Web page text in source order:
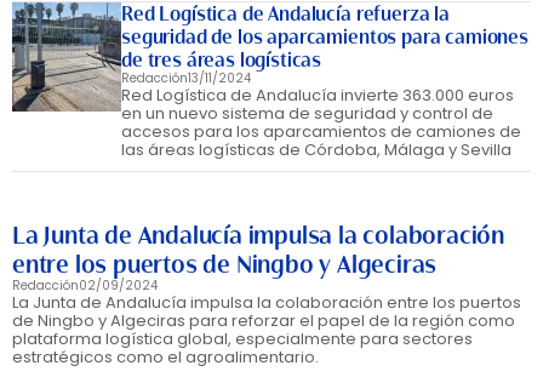
Red Logística de Andalucía refuerza la
seguridad de los aparcamientos para camiones
de tres áreas logísticas
Redacción13/11/2024
Red Logística de Andalucía invierte 363.000 euros
en un nuevo sistema de seguridad y control de
accesos para los aparcamientos de camiones de
las áreas logísticas de Córdoba, Málaga y Sevilla
La Junta de Andalucía impulsa la colaboración
entre los puertos de Ningbo y Algeciras
Redacción02/09/2024
La Junta de Andalucía impulsa la colaboración entre los puertos
de Ningbo y Algeciras para reforzar el papel de la región como
plataforma logística global, especialmente para sectores
estratégicos como el agroalimentario.